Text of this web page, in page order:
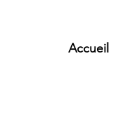
Accueil